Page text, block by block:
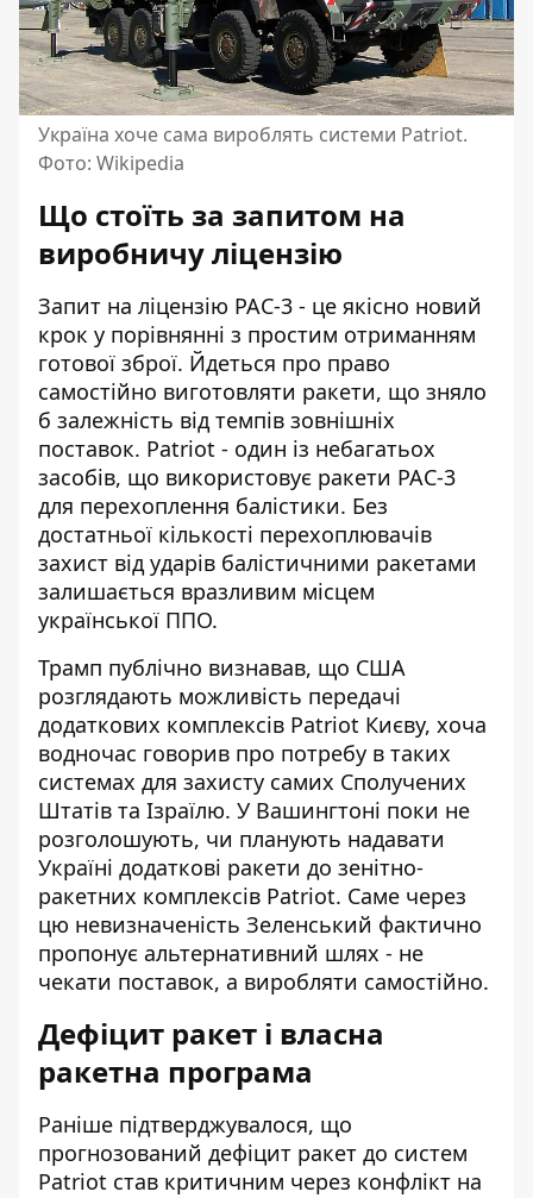
Україна хоче сама вироблять системи Patriot.
Фото: Wikipedia
Що стоїть за запитом на
виробничу ліцензію
Запит на ліцензію PAC-3 - це якісно новий
крок у порівнянні з простим отриманням
готової зброї. Йдеться про право
самостійно виготовляти ракети, що зняло
б залежність від темпів зовнішніх
поставок. Patriot - один із небагатьох
засобів, що використовує ракети PAC-3
для перехоплення балістики. Без
достатньої кількості перехоплювачів
захист від ударів балістичними ракетами
залишається вразливим місцем
української ППО.
Трамп публічно визнавав, що США
розглядають можливість передачі
додаткових комплексів Patriot Києву, хоча
водночас говорив про потребу в таких
системах для захисту самих Сполучених
Штатів та Ізраїлю. У Вашингтоні поки не
розголошують, чи планують надавати
Україні додаткові ракети до зенітно-
ракетних комплексів Patriot. Саме через
цю невизначеність Зеленський фактично
пропонує альтернативний шлях - не
чекати поставок, а виробляти самостійно.
Дефіцит ракет і власна
ракетна програма
Раніше підтверджувалося, що
прогнозований дефіцит ракет до систем
Patriot став критичним через конфлікт на